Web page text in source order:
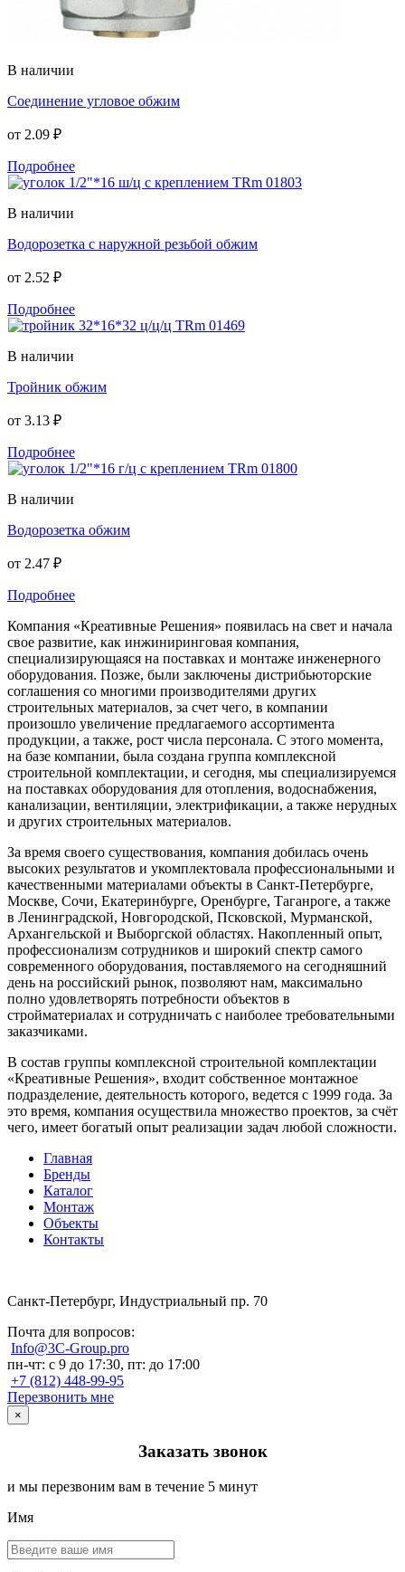
В наличии
Соединение угловое обжим
от 2.09 ₽
Подробнее
В наличии
Водорозетка с наружной резьбой обжим
от 2.52 ₽
Подробнее
В наличии
Тройник обжим
от 3.13 ₽
Подробнее
В наличии
Водорозетка обжим
от 2.47 ₽
Подробнее
Компания «Креативные Решения» появилась на свет и начала
свое развитие, как инжиниринговая компания,
специализирующаяся на поставках и монтаже инженерного
оборудования. Позже, были заключены дистрибьюторские
соглашения со многими производителями других
строительных материалов, за счет чего, в компании
произошло увеличение предлагаемого ассортимента
продукции, а также, рост числа персонала. С этого момента,
на базе компании, была создана группа комплексной
строительной комплектации, и сегодня, мы специализируемся
на поставках оборудования для отопления, водоснабжения,
канализации, вентиляции, электрификации, а также нерудных
и других строительных материалов.
За время своего существования, компания добилась очень
высоких результатов и укомплектовала профессиональными и
качественными материалами объекты в Санкт-Петербурге,
Москве, Сочи, Екатеринбурге, Оренбурге, Таганроге, а также
в Ленинградской, Новгородской, Псковской, Мурманской,
Архангельской и Выборгской областях. Накопленный опыт,
профессионализм сотрудников и широкий спектр самого
современного оборудования, поставляемого на сегодняшний
день на российский рынок, позволяют нам, максимально
полно удовлетворять потребности объектов в
стройматериалах и сотрудничать с наиболее требовательными
заказчиками.
В состав группы комплексной строительной комплектации
«Креативные Решения», входит собственное монтажное
подразделение, деятельность которого, ведется с 1999 года. За
это время, компания осуществила множество проектов, за счёт
чего, имеет богатый опыт реализации задач любой сложности.
Главная
Бренды
Каталог
Монтаж
Объекты
Контакты
Санкт-Петербург, Индустриальный пр. 70
Почта для вопросов:
Info@3C-Group.pro
пн-чт: с 9 до 17:30, пт: до 17:00
+7 (812) 448-99-95
Перезвонить мне
×
Заказать звонок
и мы перезвоним вам в течение 5 минут
Имя